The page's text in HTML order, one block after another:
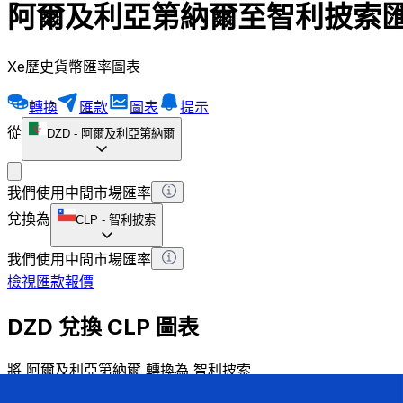
阿爾及利亞第納爾至智利披索
Xe歷史貨幣匯率圖表
轉換 匯款 圖表
提示
從
DZD - 阿爾及利亞第納爾
我們使用中間市場匯率
兌換為
CLP - 智利披索
我們使用中間市場匯率
檢視匯款報價
DZD 兌換 CLP 圖表
將 阿爾及利亞第納爾 轉換為 智利披索